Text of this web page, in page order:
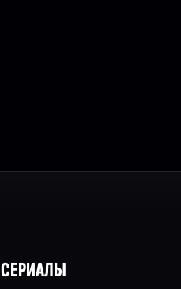
СЕРИАЛЫ